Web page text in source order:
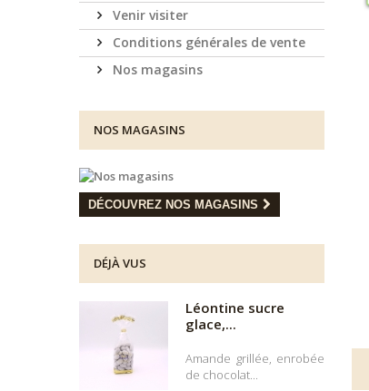
Venir visiter
Conditions générales de vente
Nos magasins
NOS MAGASINS
DÉCOUVREZ NOS MAGASINS
DÉJÀ VUS
Léontine sucre
glace,...
Amande grillée, enrobée
de chocolat...